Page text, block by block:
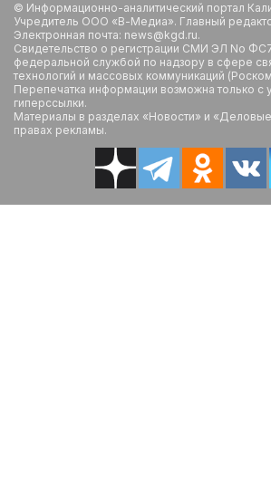
© Информационно-аналитический портал
Учредитель ООО «В-Медиа». Главный
Электронная почта: news@kgd.ru.
Свидетельство о регистрации СМИ ЭЛ No
федеральной службой по надзору в сфере
технологий и массовых коммуникаций
Перепечатка информации возможна только с
гиперссылки.
Материалы в разделах «Новости» и
правах рекламы.